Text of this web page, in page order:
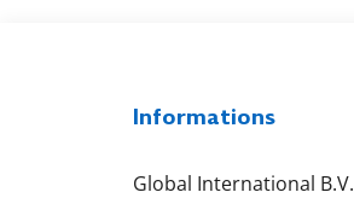
Informations
Global International B.V.